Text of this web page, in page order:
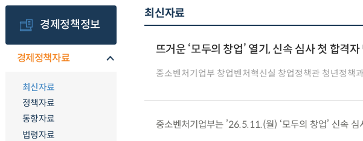
경제정책정보
경제정책자료
최신자료
정책자료
동향자료
법령자료
최신자료
뜨거운 ‘모두의 창업’ 열기, 신속 심사 첫 합격
중소벤처기업부 창업벤처혁신실 창업정책관 청년정책과
중소벤처기업부는 ’26.5.11.(월) ‘모두의 창업’ 신속